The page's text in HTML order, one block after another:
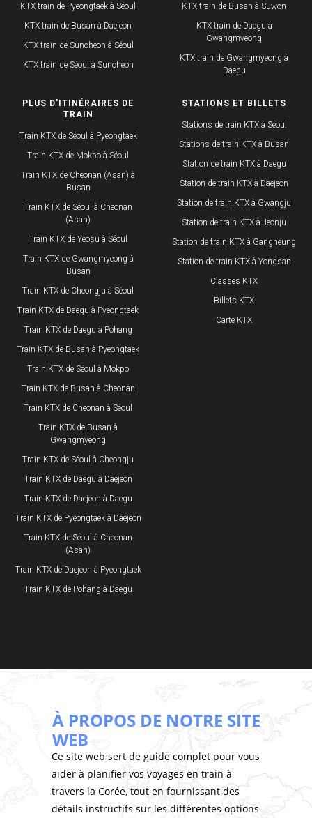
KTX train de Pyeongtaek à Séoul
KTX train de Busan à Daejeon
KTX train de Suncheon à Séoul
KTX train de Séoul à Suncheon
KTX train de Busan à Suwon
KTX train de Daegu à
Gwangmyeong
KTX train de Gwangmyeong à
Daegu
PLUS D'ITINÉRAIRES DE
TRAIN
Train KTX de Séoul à Pyeongtaek
Train KTX de Mokpo à Séoul
Train KTX de Cheonan (Asan) à
Busan
Train KTX de Séoul à Cheonan
(Asan)
Train KTX de Yeosu à Séoul
Train KTX de Gwangmyeong à
Busan
Train KTX de Cheongju à Séoul
Train KTX de Daegu à Pyeongtaek
Train KTX de Daegu à Pohang
Train KTX de Busan à Pyeongtaek
Train KTX de Séoul à Mokpo
Train KTX de Busan à Cheonan
Train KTX de Cheonan à Séoul
Train KTX de Busan à
Gwangmyeong
Train KTX de Séoul à Cheongju
Train KTX de Daegu à Daejeon
Train KTX de Daejeon à Daegu
Train KTX de Pyeongtaek à Daejeon
Train KTX de Séoul à Cheonan
(Asan)
Train KTX de Daejeon à Pyeongtaek
Train KTX de Pohang à Daegu
STATIONS ET BILLETS
Stations de train KTX à Séoul
Stations de train KTX à Busan
Station de train KTX à Daegu
Station de train KTX à Daejeon
Station de train KTX à Gwangju
Station de train KTX à Jeonju
Station de train KTX à Gangneung
Station de train KTX à Yongsan
Classes KTX
Billets KTX
Carte KTX
À PROPOS DE NOTRE SITE
WEB
Ce site web sert de guide complet pour vous
aider à planifier vos voyages en train à
travers la Corée, tout en fournissant des
détails instructifs sur les différentes options